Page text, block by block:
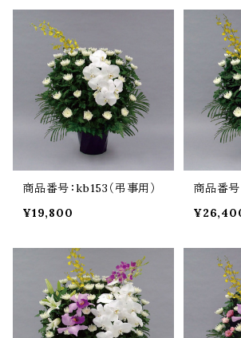
商品番号：kb153（弔事用）
¥19,800
商品番号